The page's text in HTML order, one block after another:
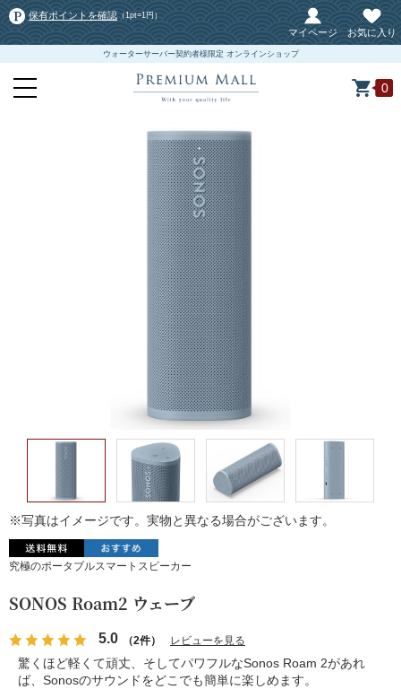
保有ポイントを確認 （1pt=1円）
マイページ お気に入り
ウォーターサーバー契約者様限定 オンラインショップ
0
※写真はイメージです。実物と異なる場合がございます。
究極のポータブルスマートスピーカー
SONOS Roam2 ウェーブ
5.0 （2件） レビューを見る
驚くほど軽くて頑丈、そしてパワフルなSonos Roam 2があれ
ば、Sonosのサウンドをどこでも簡単に楽しめます。